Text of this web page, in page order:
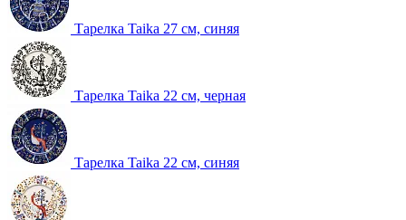
Тарелка Taika 27 см, синяя
Тарелка Taika 22 см, черная
Тарелка Taika 22 см, синяя